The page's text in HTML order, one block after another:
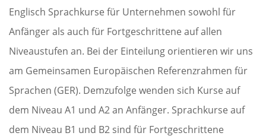
Englisch Sprachkurse für Unternehmen sowohl für
Anfänger als auch für Fortgeschrittene auf allen
Niveaustufen an. Bei der Einteilung orientieren wir uns
am Gemeinsamen Europäischen Referenzrahmen für
Sprachen (GER). Demzufolge wenden sich Kurse auf
dem Niveau A1 und A2 an Anfänger. Sprachkurse auf
dem Niveau B1 und B2 sind für Fortgeschrittene